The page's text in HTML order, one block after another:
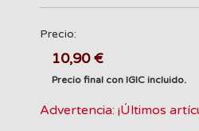
Precio:
10,90 €
Precio final con IGIC incluido.
Advertencia: ¡Últimos